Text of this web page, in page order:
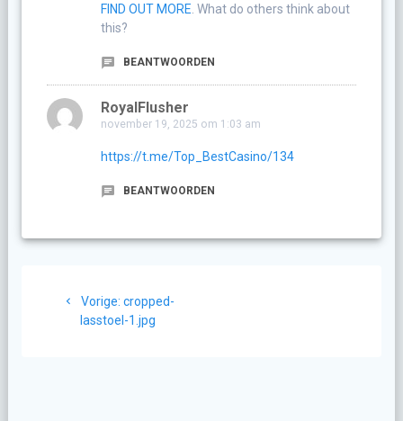
FIND OUT MORE . What do others think about
this?
BEANTWOORDEN
RoyalFlusher
november 19, 2025 om 1:03 am
https://t.me/Top_BestCasino/134
BEANTWOORDEN
Vorige: Vorig
bericht:
cropped-
lasstoel-1.jpg